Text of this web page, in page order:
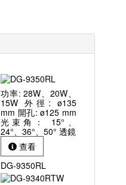
功率: 28W、20W、
15W 外徑: ø135
mm 開孔: ø125 mm
光束角： 15°、
24°、36°、50° 透鏡
查看
DG-9350RL